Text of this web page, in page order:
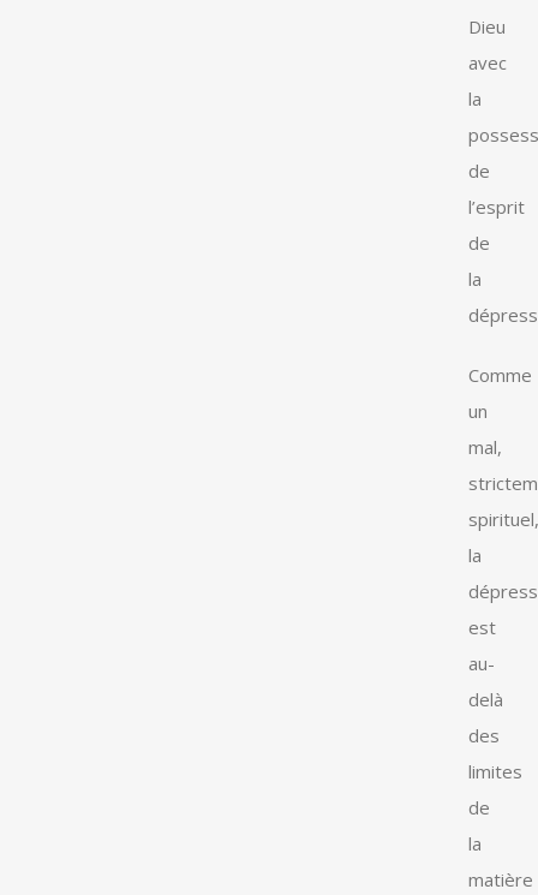
Dieu
avec
la
de
l’esprit
de
la
Comme
un
mal,
spirituel,
la
est
au-
delà
des
limites
de
la
matière